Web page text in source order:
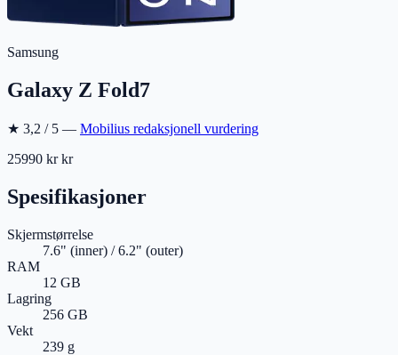
Samsung
Galaxy Z Fold7
★ 3,2 / 5 — Mobilius redaksjonell vurdering
25990 krkr
Spesifikasjoner
Skjermstørrelse
7.6" (inner) / 6.2" (outer)
RAM
12 GB
Lagring
256 GB
Vekt
239 g